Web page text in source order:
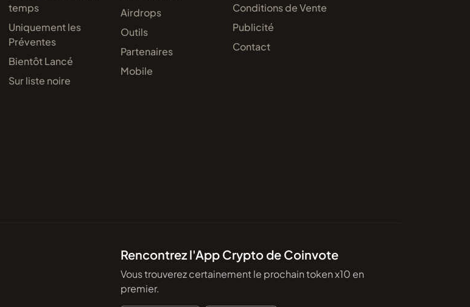
temps
Uniquement les
Préventes
Bientôt Lancé
Sur liste noire
Airdrops
Outils
Partenaires
Mobile
Conditions de Vente
Publicité
Contact
Rencontrez l'App Crypto de Coinvote
Vous trouverez certainement le prochain token x10 en
premier.